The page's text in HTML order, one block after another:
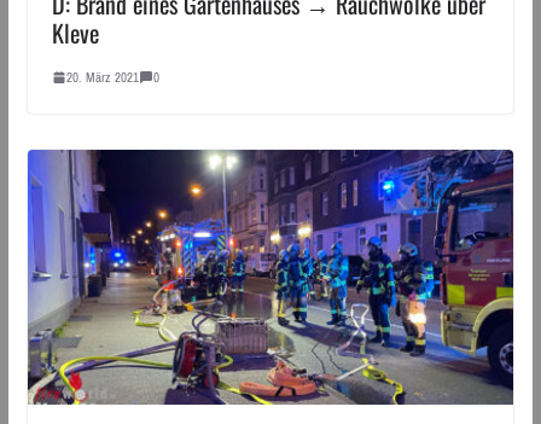
Kleve
20. März 2021 0